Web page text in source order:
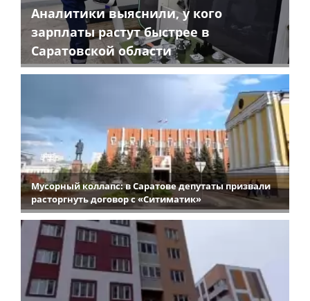
Аналитики выяснили, у кого
зарплаты растут быстрее в
Саратовской области
Мусорный коллапс: в Саратове депутаты призвали
расторгнуть договор с «Ситиматик»